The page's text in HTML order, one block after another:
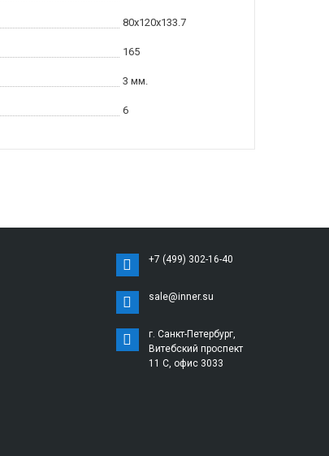
80x120x133.7
165
3 мм.
6
+7 (499) 302-16-40
sale@inner.su
г. Санкт-Петербург,
Витебский проспект
11 С, офис 3033